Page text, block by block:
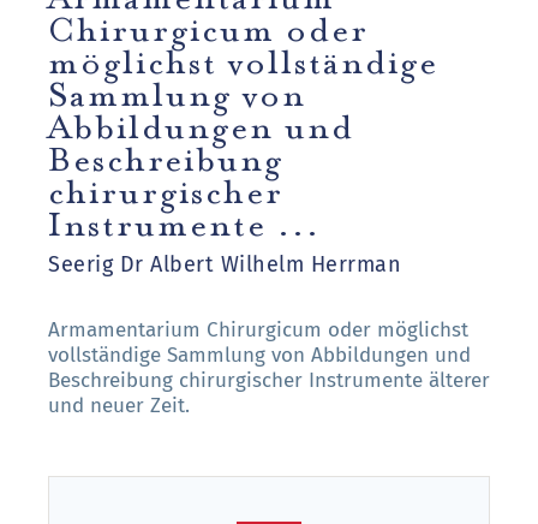
Chirurgicum oder
möglichst vollständige
Sammlung von
Abbildungen und
Beschreibung
chirurgischer
Instrumente ...
Seerig Dr Albert Wilhelm Herrman
Armamentarium Chirurgicum oder möglichst
vollständige Sammlung von Abbildungen und
Beschreibung chirurgischer Instrumente älterer
und neuer Zeit.